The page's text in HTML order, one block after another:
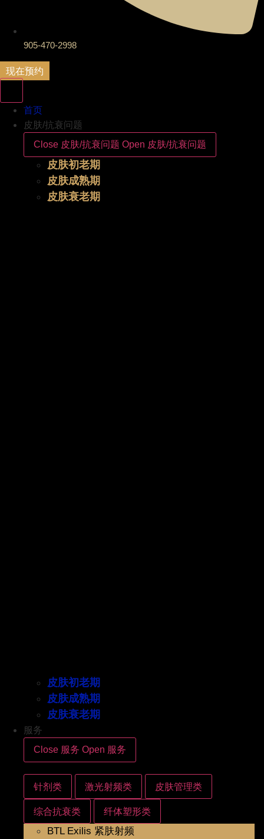
905-470-2998
现在预约
首页
皮肤/抗衰问题
Close 皮肤/抗衰问题 Open 皮肤/抗衰问题
皮肤初老期
皮肤成熟期
皮肤衰老期
皮肤初老期
皮肤成熟期
皮肤衰老期
服务
Close 服务 Open 服务
针剂类 激光射频类 皮肤管理类
综合抗衰类 纤体塑形类
BTL Exilis 紧肤射频